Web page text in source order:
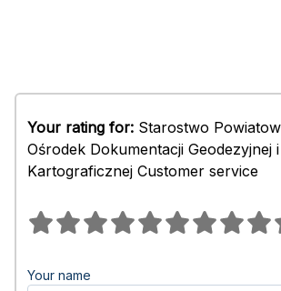
Your rating for: Starostwo
Ośrodek Dokumentacji Geodezyjnej i
Kartograficznej Customer service
Your name